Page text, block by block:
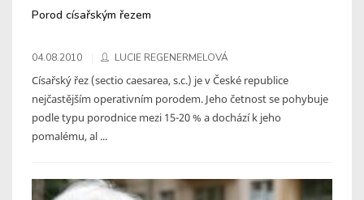
Porod císařským řezem
04.08.2010 LUCIE REGENERMELOVÁ
Císařský řez (sectio caesarea, s.c.) je v České republice
nejčastějším operativním porodem. Jeho četnost se pohybuje
podle typu porodnice mezi 15-20 % a dochází k jeho
pomalému, al ...